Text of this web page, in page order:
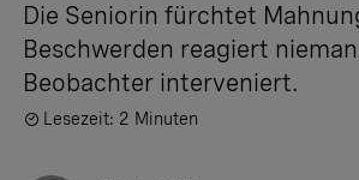
Die Seniorin fürchtet
Beschwerden reagiert
Beobachter interveniert.
Lesezeit: 2 Minuten